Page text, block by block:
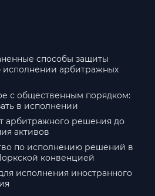
способы защиты
исполнении арбитражных
с общественным порядком:
в исполнении
арбитражного решения до
активов
по исполнению решений в
конвенцией
исполнения иностранного